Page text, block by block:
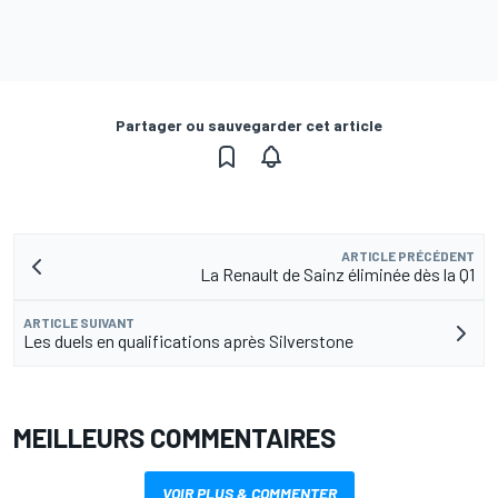
Partager ou sauvegarder cet article
ARTICLE PRÉCÉDENT
La Renault de Sainz éliminée dès la Q1
ARTICLE SUIVANT
Les duels en qualifications après Silverstone
MEILLEURS COMMENTAIRES
VOIR PLUS & COMMENTER